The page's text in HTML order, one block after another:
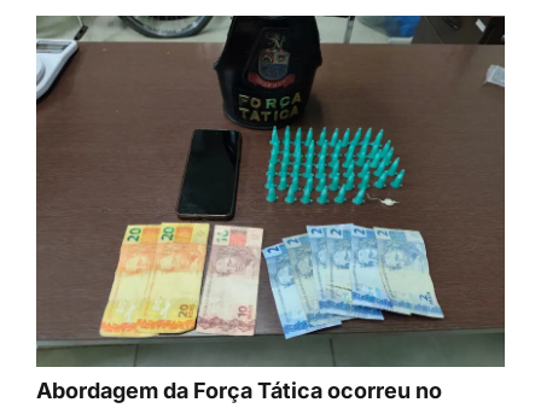
Abordagem da Força Tática ocorreu no